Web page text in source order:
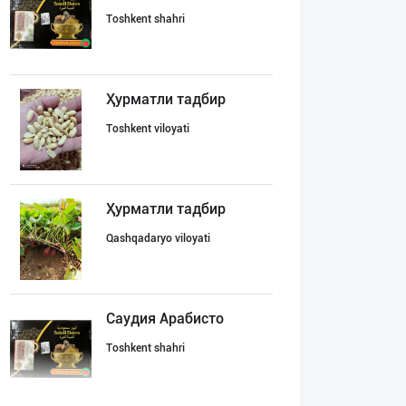
Toshkent shahri
Ҳурматли тадбир
Toshkent viloyati
Ҳурматли тадбир
Qashqadaryo viloyati
Саудия Арабисто
Toshkent shahri